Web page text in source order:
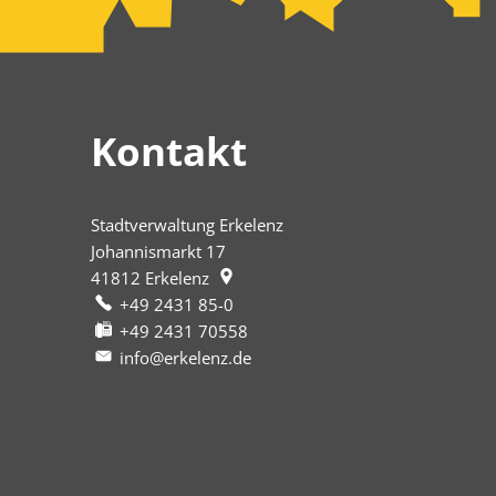
Kontakt
Stadtverwaltung Erkelenz
Johannismarkt 17
41812 Erkelenz
+49 2431 85-0
+49 2431 70558
info@erkelenz.de